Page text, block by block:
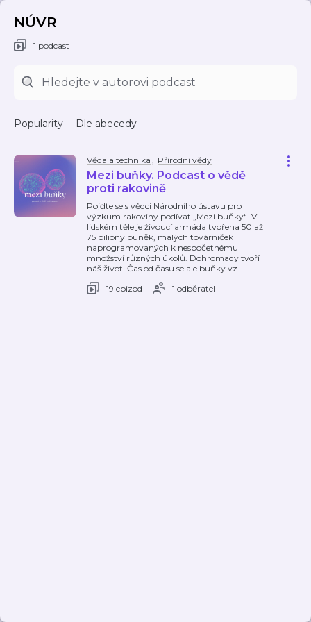
NÚVR
1 podcast
Popularity Dle abecedy
Věda a technika , Přírodní vědy
Mezi buňky. Podcast o vědě
proti rakovině
Pojďte se s vědci Národního ústavu pro
výzkum rakoviny podívat „Mezi buňky“. V
lidském těle je živoucí armáda tvořena 50 až
75 biliony buněk, malých továrniček
naprogramovaných k nespočetnému
množství různých úkolů. Dohromady tvoří
náš život. Čas od času se ale buňky vz…
19 epizod
1 odběratel